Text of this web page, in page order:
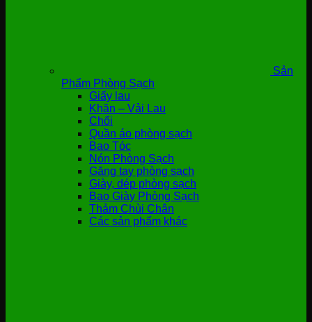
Sản
Phẩm Phòng Sạch
Giấy lau
Khăn – Vải Lau
Chổi
Quần áo phòng sạch
Bao Tóc
Nón Phòng Sạch
Găng tay phòng sạch
Giày, dép phòng sạch
Bao Giày Phòng Sạch
Thảm Chùi Chân
Các sản phẩm khác